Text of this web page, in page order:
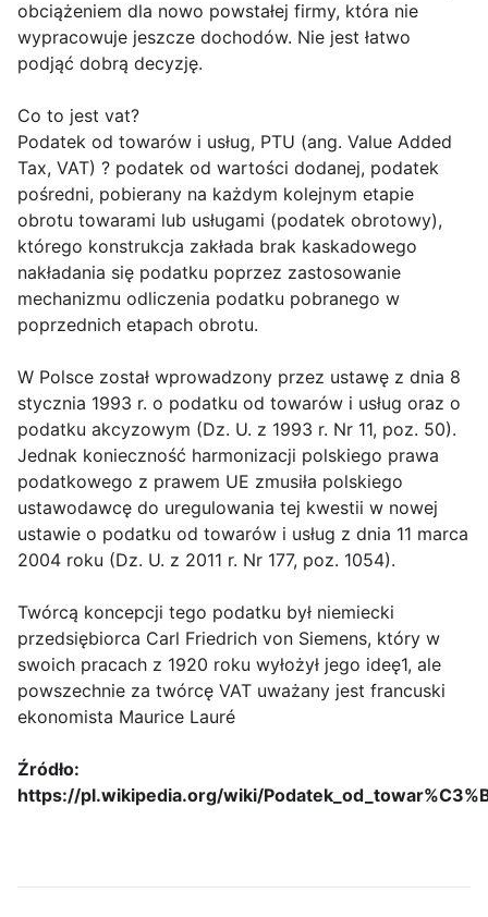
obciążeniem dla nowo powstałej firmy, która nie
wypracowuje jeszcze dochodów. Nie jest łatwo
podjąć dobrą decyzję.
Co to jest vat?
Podatek od towarów i usług, PTU (ang. Value Added
Tax, VAT) ? podatek od wartości dodanej, podatek
pośredni, pobierany na każdym kolejnym etapie
obrotu towarami lub usługami (podatek obrotowy),
którego konstrukcja zakłada brak kaskadowego
nakładania się podatku poprzez zastosowanie
mechanizmu odliczenia podatku pobranego w
poprzednich etapach obrotu.
W Polsce został wprowadzony przez ustawę z dnia 8
stycznia 1993 r. o podatku od towarów i usług oraz o
podatku akcyzowym (Dz. U. z 1993 r. Nr 11, poz. 50).
Jednak konieczność harmonizacji polskiego prawa
podatkowego z prawem UE zmusiła polskiego
ustawodawcę do uregulowania tej kwestii w nowej
ustawie o podatku od towarów i usług z dnia 11 marca
2004 roku (Dz. U. z 2011 r. Nr 177, poz. 1054).
Twórcą koncepcji tego podatku był niemiecki
przedsiębiorca Carl Friedrich von Siemens, który w
swoich pracach z 1920 roku wyłożył jego ideę1, ale
powszechnie za twórcę VAT uważany jest francuski
ekonomista Maurice Lauré
Źródło:
https://pl.wikipedia.org/wiki/